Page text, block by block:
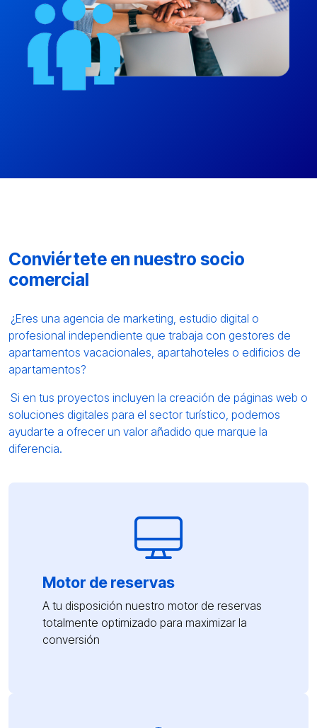
Conviértete en nuestro socio
comercial
¿Eres una agencia de marketing, estudio digital o
profesional independiente que trabaja con gestores de
apartamentos vacacionales, apartahoteles o edificios de
apartamentos?
Si en tus proyectos incluyen la creación de páginas web o
soluciones digitales para el sector turístico, podemos
ayudarte a ofrecer un valor añadido que marque la
diferencia.
Motor de reservas
A tu disposición nuestro motor de reservas
totalmente optimizado para maximizar la
conversión